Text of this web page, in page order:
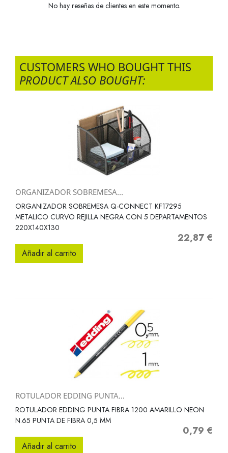
No hay reseñas de clientes en este momento.
CUSTOMERS WHO BOUGHT THIS
PRODUCT ALSO BOUGHT:
ORGANIZADOR SOBREMESA...
ORGANIZADOR SOBREMESA Q-CONNECT KF17295
METALICO CURVO REJILLA NEGRA CON 5 DEPARTAMENTOS
220X140X130
Precio
22,87 €
Añadir al carrito
ROTULADOR EDDING PUNTA...
ROTULADOR EDDING PUNTA FIBRA 1200 AMARILLO NEON
N.65 PUNTA DE FIBRA 0,5 MM
Precio
0,79 €
Añadir al carrito